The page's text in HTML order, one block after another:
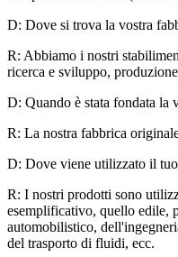
D: Dove si trova la vostra
R: Abbiamo i nostri
ricerca e sviluppo,
D: Quando è stata fondata la
R: La nostra fabbrica
D: Dove viene utilizzato il
R: I nostri prodotti sono
esemplificativo, quello edile,
automobilistico,
del trasporto di fluidi, ecc.